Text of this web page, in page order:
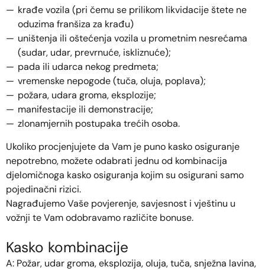
krađe vozila (pri čemu se prilikom likvidacije štete ne
oduzima franšiza za krađu)
uništenja ili oštećenja vozila u prometnim nesrećama
(sudar, udar, prevrnuće, iskliznuće);
pada ili udarca nekog predmeta;
vremenske nepogode (tuča, oluja, poplava);
požara, udara groma, eksplozije;
manifestacije ili demonstracije;
zlonamjernih postupaka trećih osoba.
Ukoliko procjenjujete da Vam je puno kasko osiguranje
nepotrebno, možete odabrati jednu od kombinacija
djelomičnoga kasko osiguranja kojim su osigurani samo
pojedinačni rizici.
Nagrađujemo Vaše povjerenje, savjesnost i vještinu u
vožnji te Vam odobravamo različite bonuse.
Kasko kombinacije
A: Požar, udar groma, eksplozija, oluja, tuča, snježna lavina,